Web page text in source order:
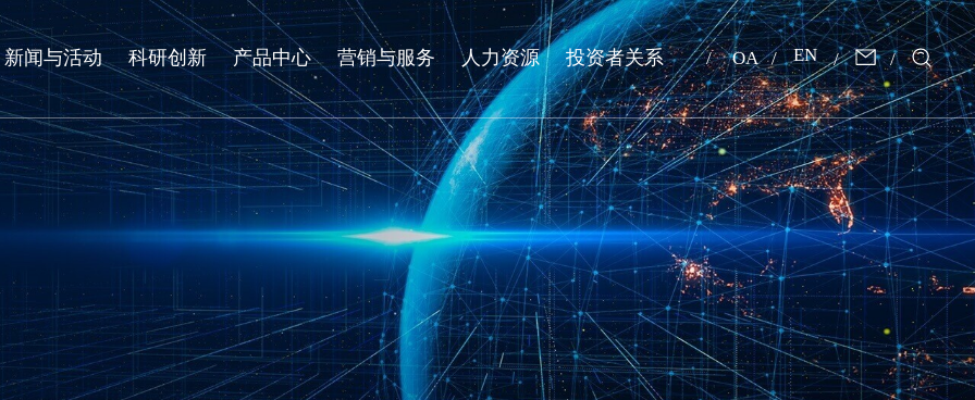
新闻与活动 科研创新 产品中心 营销与服务 人力资源 投资者关系 OA EN